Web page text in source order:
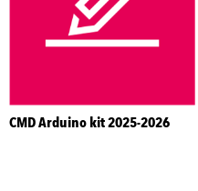
CMD Arduino kit 2025-2026